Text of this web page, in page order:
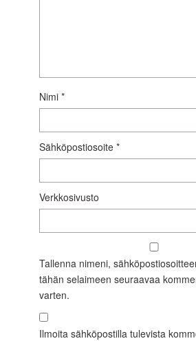
Nimi *
Sähköpostiosoite *
Verkkosivusto
Tallenna nimeni,
tähän selaimeen seuraavaa
varten.
Ilmoita sähköpostilla tulevista